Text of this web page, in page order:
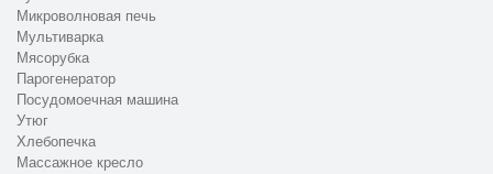
Микроволновая печь
Мультиварка
Мясорубка
Парогенератор
Посудомоечная машина
Утюг
Хлебопечка
Массажное кресло